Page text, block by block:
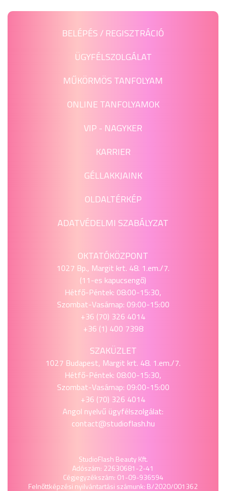
BELÉPÉS / REGISZTRÁCIÓ
ÜGYFÉLSZOLGÁLAT
MŰKÖRMÖS TANFOLYAM
ONLINE TANFOLYAMOK
VIP - NAGYKER
KARRIER
GÉLLAKKJAINK
OLDALTÉRKÉP
ADATVÉDELMI SZABÁLYZAT
OKTATÓKÖZPONT
1027 Bp., Margit krt. 48. 1.em./7.
(11-es kapucsengő)
Hétfő-Péntek: 08:00-15:30,
Szombat-Vasárnap: 09:00-15:00
+36 (70) 326 4014
+36 (1) 400 7398
SZAKÜZLET
1027 Budapest, Margit krt. 48. 1.em./7.
Hétfő-Péntek: 08:00-15:30,
Szombat-Vasárnap: 09:00-15:00
+36 (70) 326 4014
Angol nyelvű ügyfélszolgálat:
contact@studioflash.hu
StudioFlash Beauty Kft.
Adószám: 22630681-2-41
Cégjegyzékszám: 01-09-936594
Felnőttképzési nyilvántartási számunk: B/2020/001362